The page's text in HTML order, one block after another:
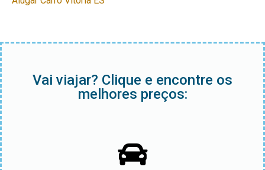
Vai viajar? Clique e encontre os
melhores preços: